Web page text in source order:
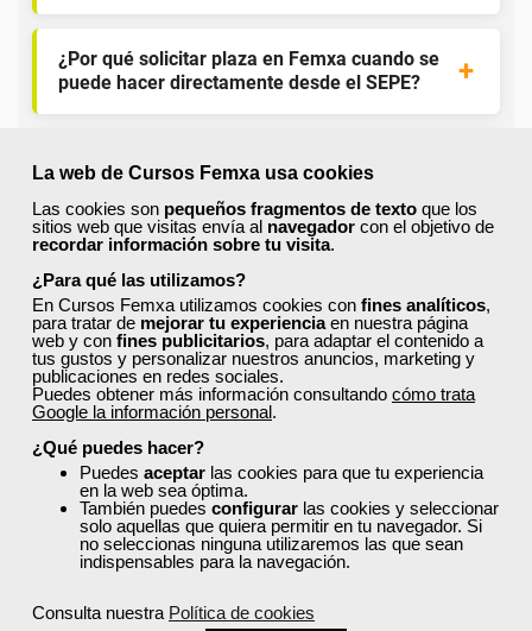
La web de Cursos Femxa usa cookies
Las cookies son pequeños fragmentos de texto que los
sitios web que visitas envía al navegador con el objetivo de
recordar información sobre tu visita.
¿Para qué las utilizamos?
En Cursos Femxa utilizamos cookies con fines analíticos,
para tratar de mejorar tu experienciaen nuestra página
web y con fines publicitarios, para adaptar el contenido a
tus gustos y personalizar nuestros anuncios, marketing y
publicaciones en redes sociales.
Puedes obtener más información consultando cómo trata
Google la información personal.
¿Qué puedes hacer?
Puedes aceptar las cookies para que tu experiencia
en la web sea óptima.
También puedes configurar las cookies y seleccionar
solo aquellas que quiera permitir en tu navegador. Si
no seleccionas ninguna utilizaremos las que sean
indispensables para la navegación.
Consulta nuestra Política de cookies
¿Por qué solicitar plaza en Femxa cuando se
puede hacer directamente desde el SEPE?
los cursos de Femxa?
¿Los cursos de Femxa son prácticos y tienen
temario actualizado?
¿Qué ofrece Femxa al alumno una vez
finaliza su formación?
¿Recibiré un certificado al finalizar un curso
gratuito?